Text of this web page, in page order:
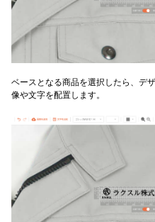
ベースとなる商品を選択したら、デ
像や文字を配置します。